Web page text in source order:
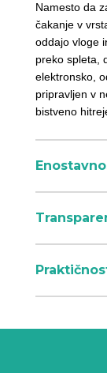
Namesto da
čakanje v
oddajo vloge
preko spleta,
elektronsko,
pripravljen v
bistveno